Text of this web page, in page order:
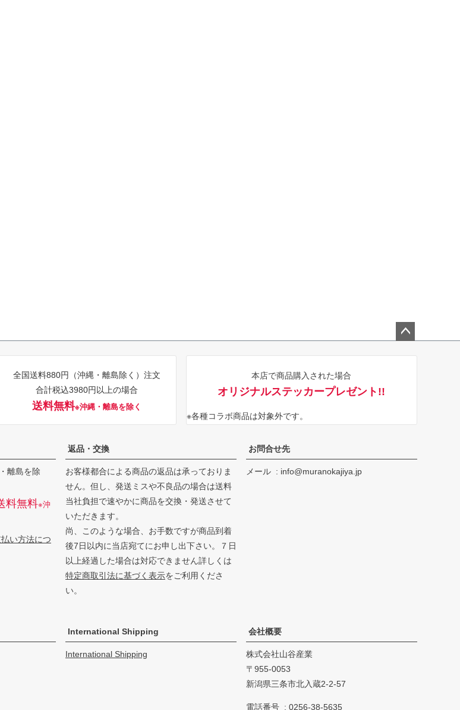
全国送料880円（沖縄・離島除く）注文
合計税込3980円以上の場合
送料無料※沖縄・離島を除く
本店で商品購入された場合
オリジナルステッカープレゼント!!
※各種コラボ商品は対象外です。
離島を除
料無料※沖
い方法につ
返品・交換
お客様都合による商品の返品は承っておりま
せん。但し、発送ミスや不良品の場合は送料
当社負担で速やかに商品を交換・発送させて
いただきます。
尚、このような場合、お手数ですが商品到着
後7日以内に当店宛てにお申し出下さい。７日
以上経過した場合は対応できません詳しくは
特定商取引法に基づく表示をご利用くださ
い。
お問合せ先
メール info@muranokajiya.jp
International Shipping
International Shipping
会社概要
株式会社山谷産業
955-0053
新潟県三条市北入蔵2-2-57
電話番号 0256-38-5635